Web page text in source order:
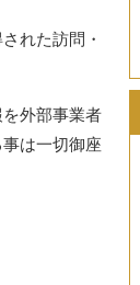
れた訪問・
外部事業者
は一切御座